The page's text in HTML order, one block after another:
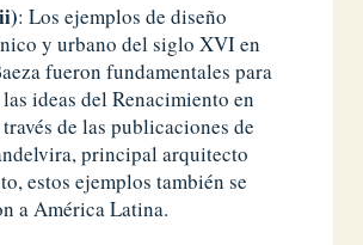
: Los ejemplos de diseño
y urbano del siglo XVI en
fueron fundamentales para
ideas del Renacimiento en
de las publicaciones de
principal arquitecto
estos ejemplos también se
a América Latina.